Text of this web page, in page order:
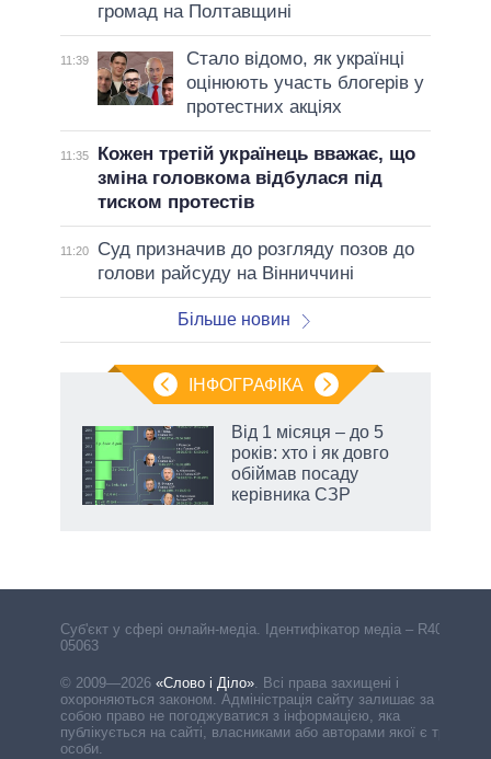
громад на Полтавщині
11:39
Стало відомо, як українці
оцінюють участь блогерів у
протестних акціях
11:35
Кожен третій українець вважає, що
зміна головкома відбулася під
тиском протестів
11:20
Суд призначив до розгляду позов до
голови райсуду на Вінниччині
Більше новин
ІНФОГРАФІКА
Від 1 місяця – до 5
років: хто і як довго
обіймав посаду
керівника СЗР
Cуб'єкт у сфері онлайн-медіа. Ідентифікатор медіа – R40-
05063
© 2009—2026 «Слово і Діло». Всі права захищені і
охороняються законом. Адміністрація сайту залишає за
собою право не погоджуватися з інформацією, яка
публікується на сайті, власниками або авторами якої є треті
особи.